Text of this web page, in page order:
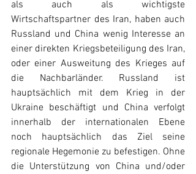
als auch als wichtigste
Wirtschaftspartner des Iran, haben auch
Russland und China wenig Interesse an
einer direkten Kriegsbeteiligung des Iran,
oder einer Ausweitung des Krieges auf
die Nachbarländer. Russland ist
hauptsächlich mit dem Krieg in der
Ukraine beschäftigt und China verfolgt
innerhalb der internationalen Ebene
noch hauptsächlich das Ziel seine
regionale Hegemonie zu befestigen. Ohne
die Unterstützung von China und/oder